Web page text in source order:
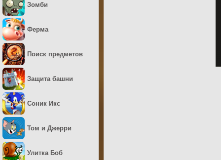
Зомби
Ферма
Поиск предметов
Защита башни
Соник Икс
Том и Джерри
Улитка Боб